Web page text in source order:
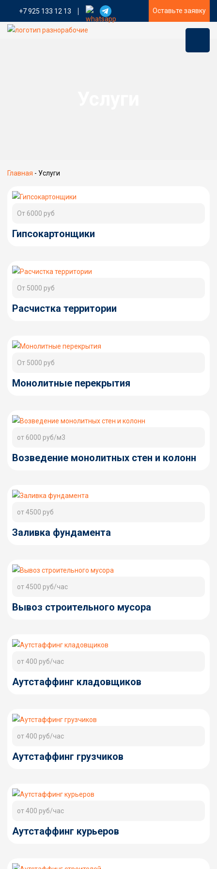
+7 925 133 12 13 Оставьте заявку
Главная - Услуги
От 6000 руб
Гипсокартонщики
От 5000 руб
Расчистка территории
От 5000 руб
Монолитные перекрытия
от 6000 руб/м3
Возведение монолитных стен и колонн
от 4500 руб
Заливка фундамента
от 4500 руб/час
Вывоз строительного мусора
от 400 руб/час
Аутстаффинг кладовщиков
от 400 руб/час
Аутстаффинг грузчиков
от 400 руб/час
Аутстаффинг курьеров